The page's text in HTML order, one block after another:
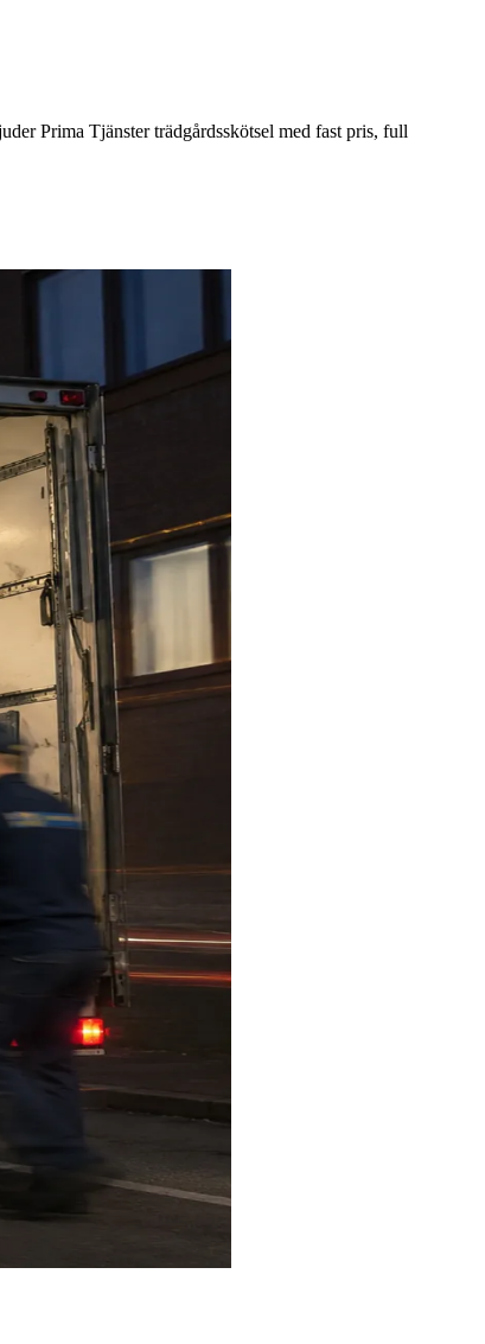
Prima Tjänster trädgårdsskötsel med fast pris, full